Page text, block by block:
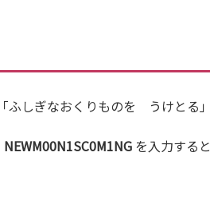
ふしぎなおくりものを うけとる」
NEWM00N1SC0M1NG を入力する